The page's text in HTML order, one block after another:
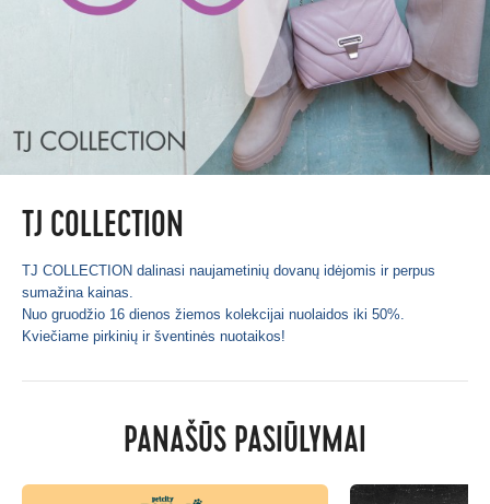
TJ COLLECTION
TJ COLLECTION dalinasi naujametinių dovanų idėjomis ir perpus
sumažina kainas.
Nuo gruodžio 16 dienos žiemos kolekcijai nuolaidos iki 50%.
Kviečiame pirkinių ir šventinės nuotaikos!
PANAŠŪS PASIŪLYMAI